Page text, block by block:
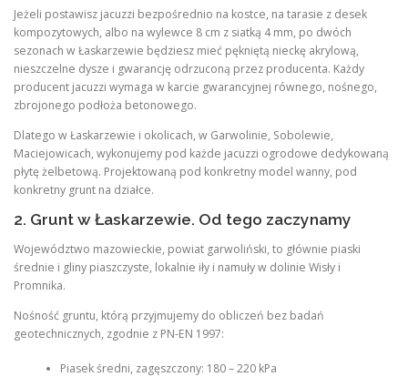
Jeżeli postawisz jacuzzi bezpośrednio na kostce, na tarasie z desek
kompozytowych, albo na wylewce 8 cm z siatką 4 mm, po dwóch
sezonach w Łaskarzewie będziesz mieć pękniętą nieckę akrylową,
nieszczelne dysze i gwarancję odrzuconą przez producenta. Każdy
producent jacuzzi wymaga w karcie gwarancyjnej równego, nośnego,
zbrojonego podłoża betonowego.
Dlatego w Łaskarzewie i okolicach, w Garwolinie, Sobolewie,
Maciejowicach, wykonujemy pod każde jacuzzi ogrodowe dedykowaną
płytę żelbetową. Projektowaną pod konkretny model wanny, pod
konkretny grunt na działce.
2. Grunt w Łaskarzewie. Od tego zaczynamy
Województwo mazowieckie, powiat garwoliński, to głównie piaski
średnie i gliny piaszczyste, lokalnie iły i namuły w dolinie Wisły i
Promnika.
Nośność gruntu, którą przyjmujemy do obliczeń bez badań
geotechnicznych, zgodnie z PN-EN 1997:
Piasek średni, zagęszczony: 180 – 220 kPa